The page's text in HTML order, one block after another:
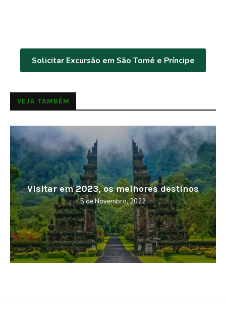
Solicitar Excursão em São Tomé e Príncipe
VEJA TAMBÉM
Visitar em 2023, os melhores destinos
5 de Novembro, 2022